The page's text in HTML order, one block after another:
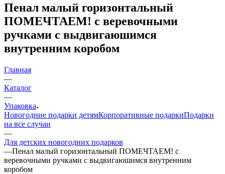
Пенал малый горизонтальный
ПОМЕЧТАЕМ! с веревочными
ручками с выдвигаюшимся
внутренним коробом
Главная
—
Каталог
—
Упаковка
Новогодние подарки детямКорпоративные подаркиПодарки
на все случаи
—
Для детских новогодних подарков
—Пенал малый горизонтальный ПОМЕЧТАЕМ! с
веревочными ручками с выдвигаюшимся внутренним
коробом